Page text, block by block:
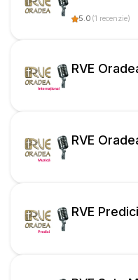
5.0 (1 recenzie)
RVE
RVE
RVE Predici